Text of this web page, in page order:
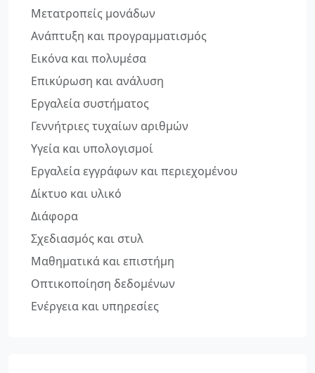
Μετατροπείς μονάδων
Ανάπτυξη και προγραμματισμός
Εικόνα και πολυμέσα
Επικύρωση και ανάλυση
Εργαλεία συστήματος
Γεννήτριες τυχαίων αριθμών
Υγεία και υπολογισμοί
Εργαλεία εγγράφων και περιεχομένου
Δίκτυο και υλικό
Διάφορα
Σχεδιασμός και στυλ
Μαθηματικά και επιστήμη
Οπτικοποίηση δεδομένων
Ενέργεια και υπηρεσίες